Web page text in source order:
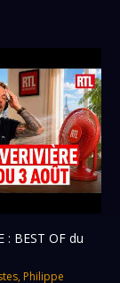
: BEST OF du
, Philippe